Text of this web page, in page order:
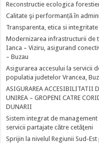
Reconstructie ecologica
Calitate şi performanță în
Transparenta, etica si
Modernizarea infrastructurii de
Ianca – Viziru, asigurand
– Buzau
Asigurarea accesului la servicii
populatia judetelor Vrancea,
ASIGURAREA ACCESIBILITATII
UNIREA – GROPENI CATRE
DUNARII
Sistem integrat de
servicii partajate către cetăţeni
Sprijin la nivelul Regiunii Sud-